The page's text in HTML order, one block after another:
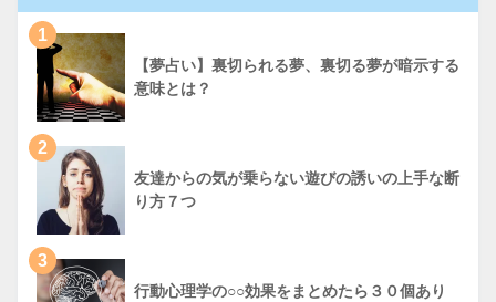
1
【夢占い】裏切られる夢、裏切る夢が暗示する
意味とは？
2
友達からの気が乗らない遊びの誘いの上手な断
り方７つ
3
行動心理学の○○効果をまとめたら３０個あり